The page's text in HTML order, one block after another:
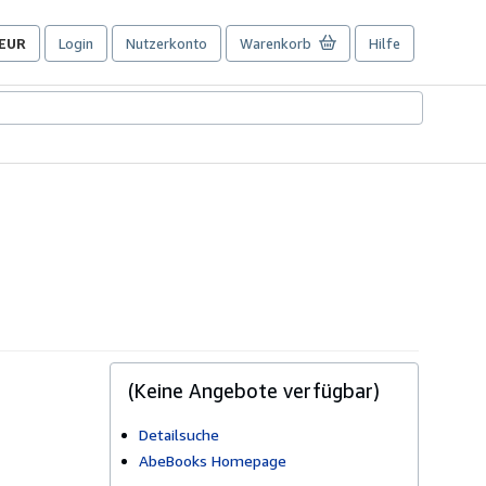
EUR
Login Nutzerkonto Warenkorb Hilfe
(Keine Angebote verfügbar)
Detailsuche
AbeBooks Homepage